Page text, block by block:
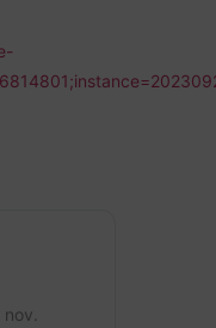
nov.